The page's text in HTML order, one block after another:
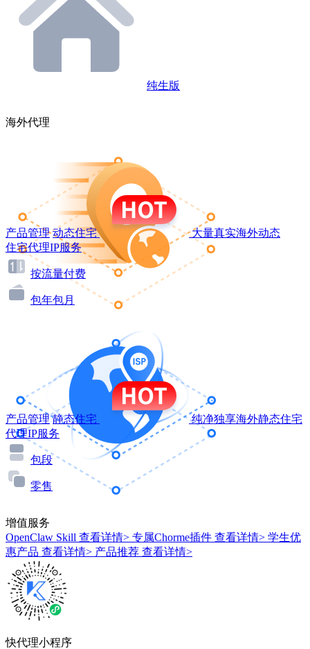
纯生版
海外代理
产品管理 动态住宅
大量真实海外动态
住宅代理IP服务
按流量付费
包年包月
产品管理 静态住宅
纯净独享海外静态住宅
代理IP服务
包段
零售
增值服务
OpenClaw Skill 查看详情> 专属Chorme插件 查看详情> 学生优
惠产品 查看详情> 产品推荐 查看详情>
快代理小程序